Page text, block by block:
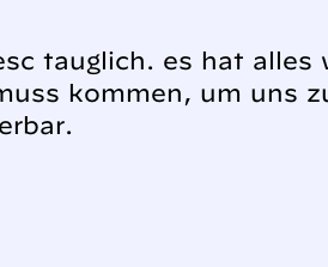
tauglich. es hat alles
kommen, um uns